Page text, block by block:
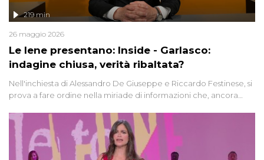
Le Iene presentano: Inside - Garlasco:
indagine chiusa, verità ribaltata?
219 min
26 maggio 2026
Nell'inchiesta di Alessandro De Giuseppe e Riccardo Festinese, si
prova a fare ordine nella miriade di informazioni che, ancora
giudiziarie più discusse degli ultimi anni. Lo speciale ricostruisce la
vicenda mettendo in fila testimonianze, errori, dettagli
controversi e i protagonisti di un'indagine che sembra non avere
fine.